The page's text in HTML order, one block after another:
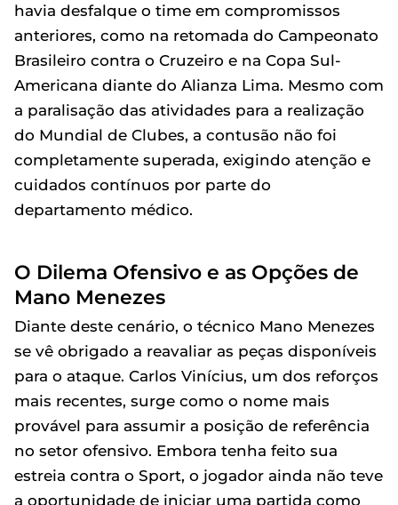
havia desfalque o time em compromissos
anteriores, como na retomada do Campeonato
Brasileiro contra o Cruzeiro e na Copa Sul-
Americana diante do Alianza Lima. Mesmo com
a paralisação das atividades para a realização
do Mundial de Clubes, a contusão não foi
completamente superada, exigindo atenção e
cuidados contínuos por parte do
departamento médico.
O Dilema Ofensivo e as Opções de
Mano Menezes
Diante deste cenário, o técnico Mano Menezes
se vê obrigado a reavaliar as peças disponíveis
para o ataque. Carlos Vinícius, um dos reforços
mais recentes, surge como o nome mais
provável para assumir a posição de referência
no setor ofensivo. Embora tenha feito sua
estreia contra o Sport, o jogador ainda não teve
a oportunidade de iniciar uma partida como